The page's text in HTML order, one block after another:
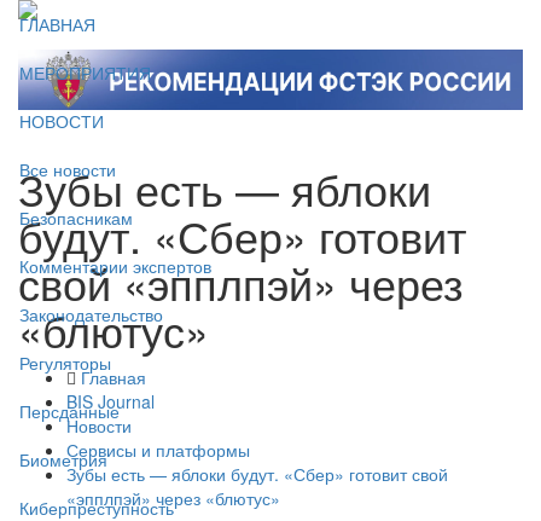
ГЛАВНАЯ
МЕРОПРИЯТИЯ
НОВОСТИ
Все новости
Безопасникам
Комментарии экспертов
Законодательство
Регуляторы
Персданные
Биометрия
Киберпреступность
Зубы есть — яблоки
будут. «Сбер» готовит
свой «эпплпэй» через
«блютус»
Главная
BIS Journal
Новости
Сервисы и платформы
Зубы есть — яблоки будут. «Сбер» готовит свой
«эпплпэй» через «блютус»